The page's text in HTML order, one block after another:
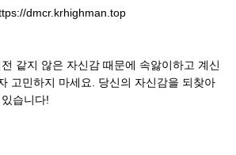
dmcr.krhighman.top
같지 않은 자신감 때문에 속앓이하고 계신
고민하지 마세요. 당신의 자신감을 되찾아
습니다!